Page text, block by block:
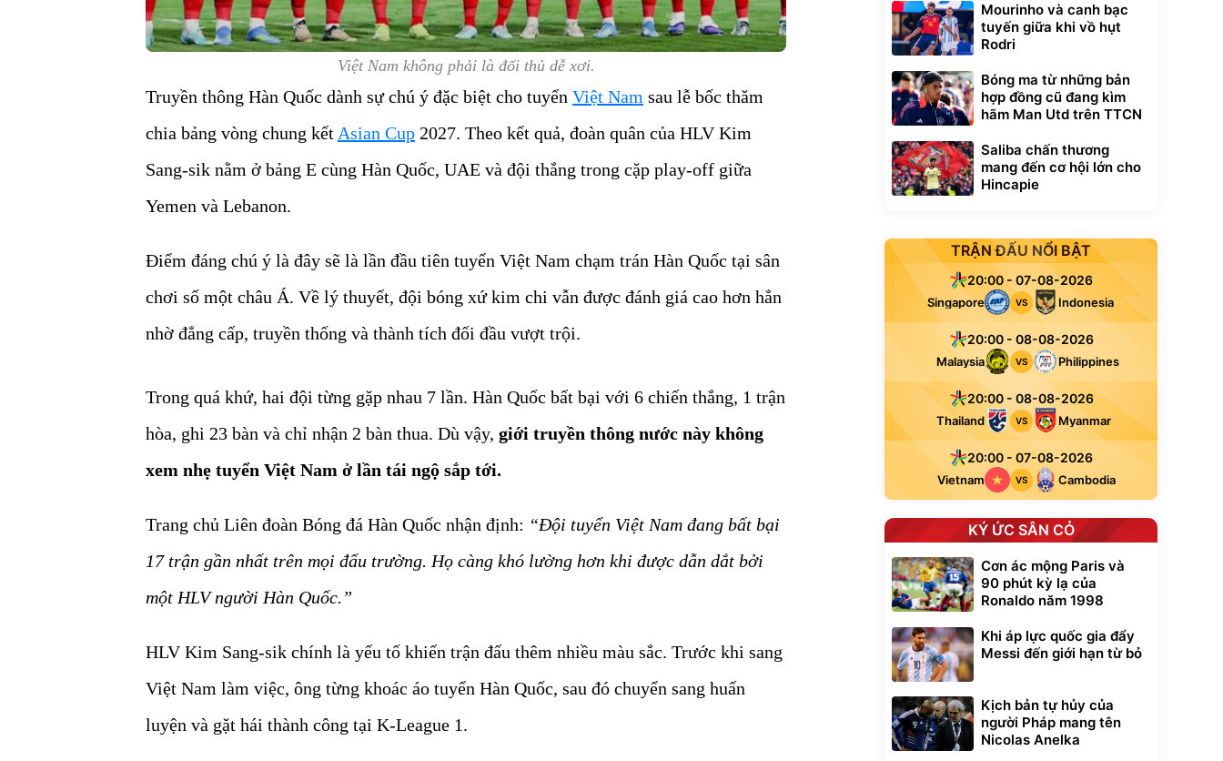
Việt Nam không phải là đối thủ dễ xơi.
Truyền thông Hàn Quốc dành sự chú ý đặc biệt cho tuyển Việt Nam sau lễ bốc thăm
chia bảng vòng chung kết Asian Cup 2027. Theo kết quả, đoàn quân của HLV Kim
Sang-sik nằm ở bảng E cùng Hàn Quốc, UAE và đội thắng trong cặp play-off giữa
Yemen và Lebanon.
Điểm đáng chú ý là đây sẽ là lần đầu tiên tuyển Việt Nam chạm trán Hàn Quốc tại sân
chơi số một châu Á. Về lý thuyết, đội bóng xứ kim chi vẫn được đánh giá cao hơn hẳn
nhờ đẳng cấp, truyền thống và thành tích đối đầu vượt trội.
Trong quá khứ, hai đội từng gặp nhau 7 lần. Hàn Quốc bất bại với 6 chiến thắng, 1 trận
hòa, ghi 23 bàn và chỉ nhận 2 bàn thua. Dù vậy, giới truyền thông nước này không
xem nhẹ tuyển Việt Nam ở lần tái ngộ sắp tới.
Trang chủ Liên đoàn Bóng đá Hàn Quốc nhận định: “Đội tuyển Việt Nam đang bất bại
17 trận gần nhất trên mọi đấu trường. Họ càng khó lường hơn khi được dẫn dắt bởi
một HLV người Hàn Quốc.”
HLV Kim Sang-sik chính là yếu tố khiến trận đấu thêm nhiều màu sắc. Trước khi sang
Việt Nam làm việc, ông từng khoác áo tuyển Hàn Quốc, sau đó chuyển sang huấn
luyện và gặt hái thành công tại K-League 1.
Mourinho và canh bạc
tuyến giữa khi vồ hụt
Rodri
Bóng ma từ những bản
hợp đồng cũ đang kìm
hãm Man Utd trên TTCN
Saliba chấn thương
mang đến cơ hội lớn cho
Hincapie
TRẬN ĐẤU NỔI BẬT
20:00 - 07-08-2026
Singapore VS Indonesia
20:00 - 08-08-2026
Malaysia VS Philippines
20:00 - 08-08-2026
Thailand VS Myanmar
20:00 - 07-08-2026
Vietnam VS Cambodia
KÝ ỨC SÂN CỎ
Cơn ác mộng Paris và
90 phút kỳ lạ của
Ronaldo năm 1998
Khi áp lực quốc gia đẩy
Messi đến giới hạn từ bỏ
Kịch bản tự hủy của
người Pháp mang tên
Nicolas Anelka